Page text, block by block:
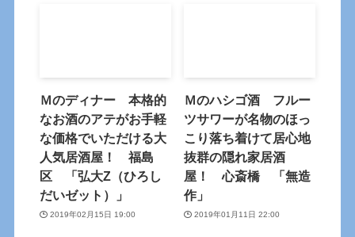
Ｍのディナー 本格的
なお酒のアテがお手軽
な価格でいただける大
人気居酒屋！ 福島
区 「弘大Z（ひろし
だいゼット）」
2019年02月15日 19:00
Ｍのハシゴ酒 フルー
ツサワーが名物のほっ
こり落ち着けて居心地
抜群の隠れ家居酒
屋！ 心斎橋 「無造
作」
2019年01月11日 22:00